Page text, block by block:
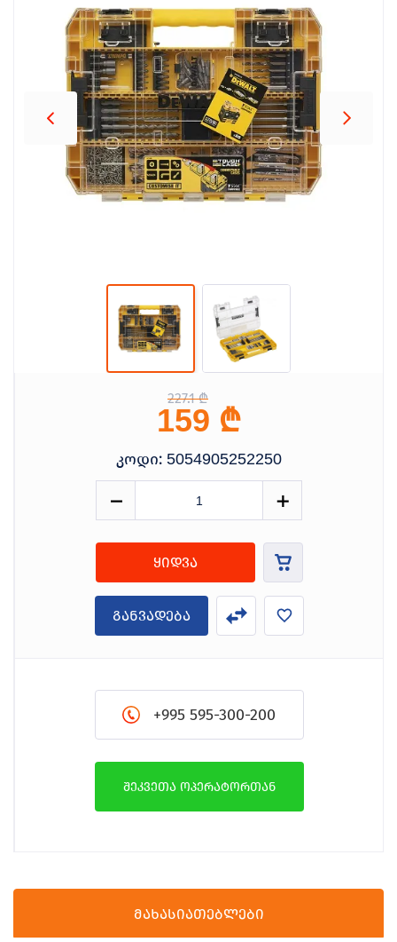
227.1 ₾
159 ₾
კოდი: 5054905252250
ყიდვა
განვადება
+995 595-300-200
შეკვეთა ოპერატორთან
მახასიათებლები
შეთავაზებები ბრენდები ბლოგი
სოც.
ქსელები